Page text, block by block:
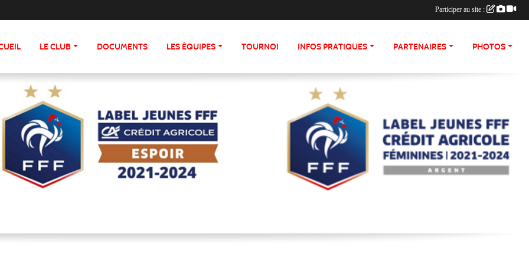
LE CLUB DOCUMENTS LES ÉQUIPES TOURNOI INFOS PRATIQUES PARTENAIRES PHOTOS
Participer au site :